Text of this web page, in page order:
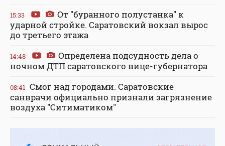
15:33
От "буранного полустанка" к
ударной стройке. Саратовский вокзал вырос
до третьего этажа
14:48
Определена подсудность дела о
ночном ДТП саратовского вице-губернатора
08:41 Смог над городами. Саратовские
санврачи официально признали загрязнение
воздуха "Ситиматиком"